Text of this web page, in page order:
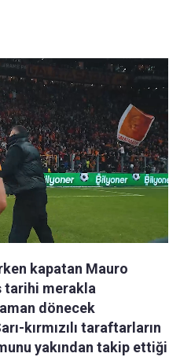
kapatan Mauro
tarihi merakla
dönecek
kırmızılı taraftarların
yakından takip ettiği